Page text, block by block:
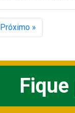
Próximo »
Fique